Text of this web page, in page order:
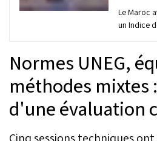
Le Maroc
un Indice
toujours
peloton
élevé.
Normes UNEG,
méthodes mixtes
d'une évaluation